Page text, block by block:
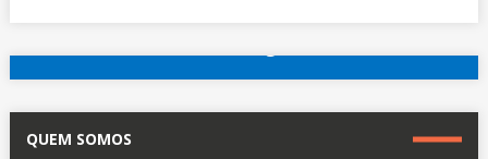
Outros hotéis em Paris
QUEM SOMOS